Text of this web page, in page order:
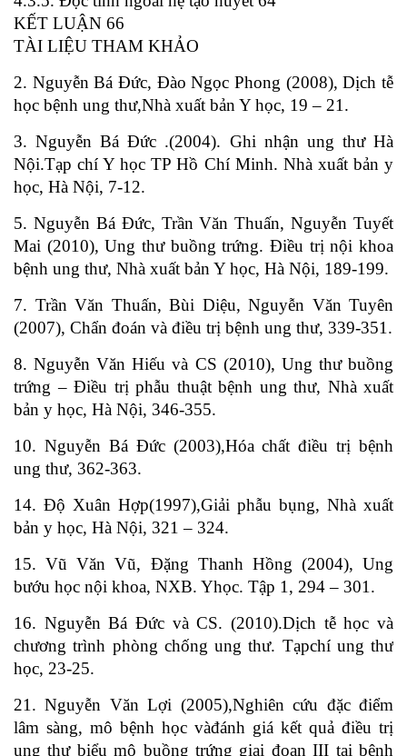
KẾT LUẬN 66
TÀI LIỆU THAM KHẢO
2. Nguyễn Bá Đức, Đào Ngọc Phong (2008), Dịch tễ
học bệnh ung thư,Nhà xuất bản Y học, 19 – 21.
3. Nguyễn Bá Đức .(2004). Ghi nhận ung thư Hà
Nội.Tạp chí Y học TP Hồ Chí Minh. Nhà xuất bản y
học, Hà Nội, 7-12.
5. Nguyễn Bá Đức, Trần Văn Thuấn, Nguyễn Tuyết
Mai (2010), Ung thư buồng trứng. Điều trị nội khoa
bệnh ung thư, Nhà xuất bản Y học, Hà Nội, 189-199.
7. Trần Văn Thuấn, Bùi Diệu, Nguyễn Văn Tuyên
(2007), Chẩn đoán và điều trị bệnh ung thư, 339-351.
8. Nguyễn Văn Hiếu và CS (2010), Ung thư buồng
trứng – Điều trị phẫu thuật bệnh ung thư, Nhà xuất
bản y học, Hà Nội, 346-355.
10. Nguyễn Bá Đức (2003),Hóa chất điều trị bệnh
ung thư, 362-363.
14. Độ Xuân Hợp(1997),Giải phẫu bụng, Nhà xuất
bản y học, Hà Nội, 321 – 324.
15. Vũ Văn Vũ, Đặng Thanh Hồng (2004), Ung
bướu học nội khoa, NXB. Yhọc. Tập 1, 294 – 301.
16. Nguyễn Bá Đức và CS. (2010).Dịch tễ học và
chương trình phòng chống ung thư. Tạpchí ung thư
học, 23-25.
21. Nguyễn Văn Lợi (2005),Nghiên cứu đặc điểm
lâm sàng, mô bệnh học vàđánh giá kết quả điều trị
ung thư biểu mô buồng trứng giai đoạn III tại bệnh